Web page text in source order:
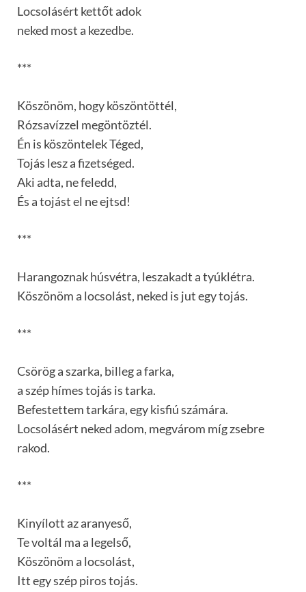
Locsolásért kettőt adok
neked most a kezedbe.
***
Köszönöm, hogy köszöntöttél,
Rózsavízzel megöntöztél.
Én is köszöntelek Téged,
Tojás lesz a fizetséged.
Aki adta, ne feledd,
És a tojást el ne ejtsd!
***
Harangoznak húsvétra, leszakadt a tyúklétra.
Köszönöm a locsolást, neked is jut egy tojás.
***
Csörög a szarka, billeg a farka,
a szép hímes tojás is tarka.
Befestettem tarkára, egy kisfiú számára.
Locsolásért neked adom, megvárom míg zsebre
rakod.
***
Kinyílott az aranyeső,
Te voltál ma a legelső,
Köszönöm a locsolást,
Itt egy szép piros tojás.